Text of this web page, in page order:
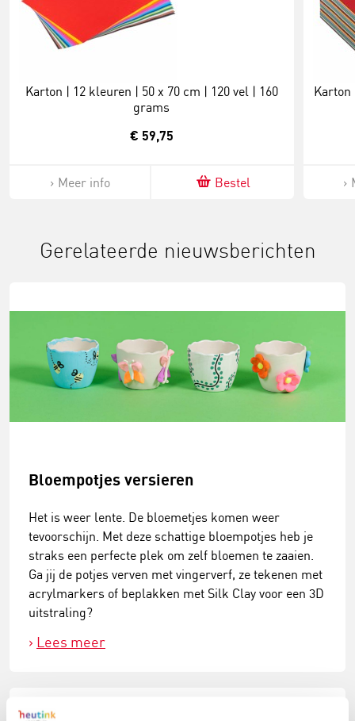
Karton | 12 kleuren | 50 x 70 cm | 120 vel | 160
grams
€ 59,75
Meer info Bestel
Karton
Gerelateerde nieuwsberichten
Bloempotjes versieren
Het is weer lente. De bloemetjes komen weer
tevoorschijn. Met deze schattige bloempotjes heb je
straks een perfecte plek om zelf bloemen te zaaien.
Ga jij de potjes verven met vingerverf, ze tekenen met
acrylmarkers of beplakken met Silk Clay voor een 3D
uitstraling?
Lees meer